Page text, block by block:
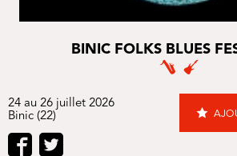
BINIC FOLKS BLUES
24 au 26 juillet 2026
Binic (22)